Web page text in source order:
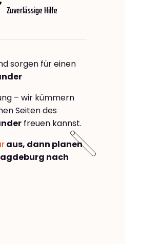
Zuverlässige Hilfe
sorgen für einen
– wir kümmern
Seiten des
freuen kannst.
aus, dann planen
nach